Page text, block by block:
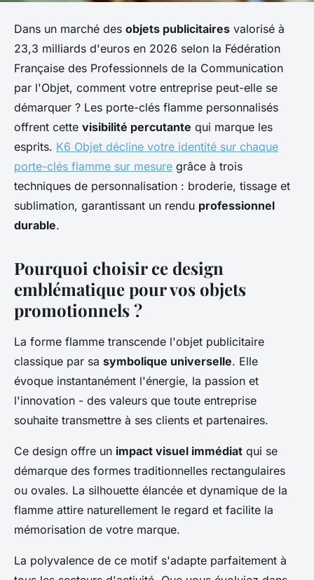
Dans un marché des objets publicitaires valorisé à
23,3 milliards d'euros en 2026 selon la Fédération
Française des Professionnels de la Communication
par l'Objet, comment votre entreprise peut-elle se
démarquer ? Les porte-clés flamme personnalisés
offrent cette visibilité percutante qui marque les
esprits. K6 Objet décline votre identité sur chaque
porte-clés flamme sur mesure grâce à trois
techniques de personnalisation : broderie, tissage et
sublimation, garantissant un rendu professionnel
durable.
Pourquoi choisir ce design
emblématique pour vos objets
promotionnels ?
La forme flamme transcende l'objet publicitaire
classique par sa symbolique universelle. Elle
évoque instantanément l'énergie, la passion et
l'innovation - des valeurs que toute entreprise
souhaite transmettre à ses clients et partenaires.
Ce design offre un impact visuel immédiat qui se
démarque des formes traditionnelles rectangulaires
ou ovales. La silhouette élancée et dynamique de la
flamme attire naturellement le regard et facilite la
mémorisation de votre marque.
La polyvalence de ce motif s'adapte parfaitement à